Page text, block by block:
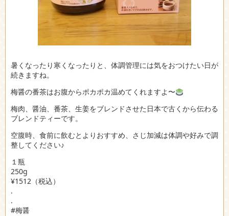
暑くなったり寒くなったりと、体調管理には気をおつけたい日が
続きますね。
梅醤の番茶はお腹からポカポカ温めてくれますよ〜
梅肉、醤油、番茶、生姜をブレンドさせた日本で古くから伝わる
ブレンドティーです。
空腹時、食前に飲むとよりおすすめ、さじ加減は体調や好みで調
整してください♪
１瓶
250g
¥1512（税込）
.
.
#梅醤